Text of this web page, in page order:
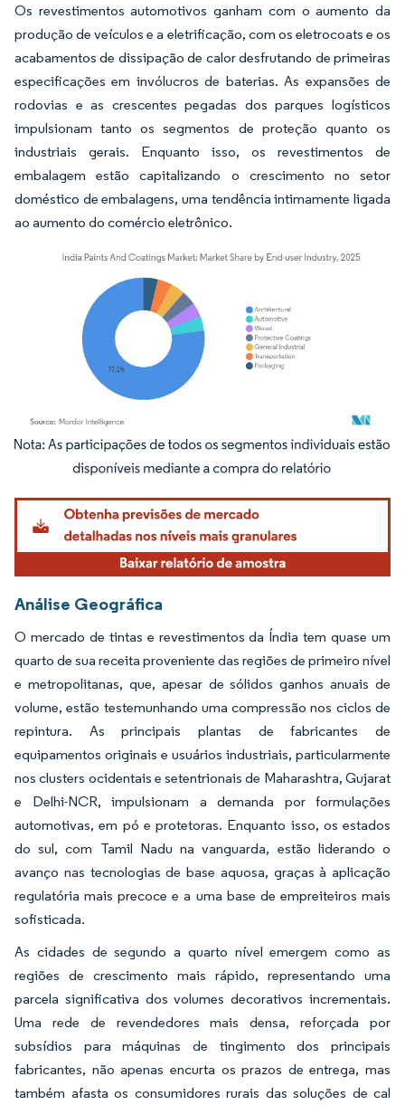
Os revestimentos automotivos ganham com o aumento da
produção de veículos e a eletrificação, com os eletrocoats e os
acabamentos de dissipação de calor desfrutando de primeiras
especificações em invólucros de baterias. As expansões de
rodovias e as crescentes pegadas dos parques logísticos
impulsionam tanto os segmentos de proteção quanto os
industriais gerais. Enquanto isso, os revestimentos de
embalagem estão capitalizando o crescimento no setor
doméstico de embalagens, uma tendência intimamente ligada
ao aumento do comércio eletrônico.
Imagem © Mordor Intelligence. O reuso requer atribuição conforme CC BY 4.0.
Análise Geográfica
O mercado de tintas e revestimentos da Índia tem quase um
quarto de sua receita proveniente das regiões de primeiro nível
e metropolitanas, que, apesar de sólidos ganhos anuais de
volume, estão testemunhando uma compressão nos ciclos de
repintura. As principais plantas de fabricantes de
equipamentos originais e usuários industriais, particularmente
nos clusters ocidentais e setentrionais de Maharashtra, Gujarat
e Delhi-NCR, impulsionam a demanda por formulações
automotivas, em pó e protetoras. Enquanto isso, os estados
do sul, com Tamil Nadu na vanguarda, estão liderando o
avanço nas tecnologias de base aquosa, graças à aplicação
regulatória mais precoce e a uma base de empreiteiros mais
sofisticada.
As cidades de segundo a quarto nível emergem como as
regiões de crescimento mais rápido, representando uma
parcela significativa dos volumes decorativos incrementais.
Uma rede de revendedores mais densa, reforçada por
subsídios para máquinas de tingimento dos principais
fabricantes, não apenas encurta os prazos de entrega, mas
também afasta os consumidores rurais das soluções de cal